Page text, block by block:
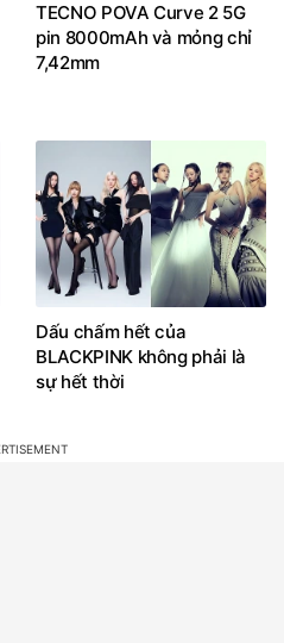
TECNO POVA Curve 2 5G
pin 8000mAh và mỏng chỉ
7,42mm
Dấu chấm hết của
BLACKPINK không phải là
sự hết thời